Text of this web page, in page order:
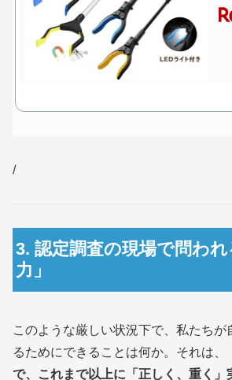
/
3. 認定調査の現場で問わ
力」
このような厳しい状況下で、私たちが
るためにできることは何か。それは、
で、これまで以上に「正しく、重く」